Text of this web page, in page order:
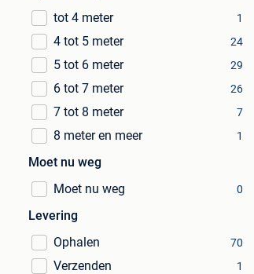
tot 4 meter
1
4 tot 5 meter 24
5 tot 6 meter 29
6 tot 7 meter 26
7 tot 8 meter 7
8 meter en meer 1
Moet nu weg
Moet nu weg
0
Levering
Ophalen
70
Verzenden 1